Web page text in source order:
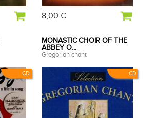
8,00 €
CD CD
MONASTIC CHOIR OF THE
ABBEY O...
Gregorian chant